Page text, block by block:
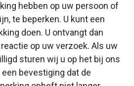
hebben op uw persoon of
te beperken. U kunt een
doen. U ontvangt dan
op uw verzoek. Als uw
sturen wij u op het bij ons
bevestiging dat de